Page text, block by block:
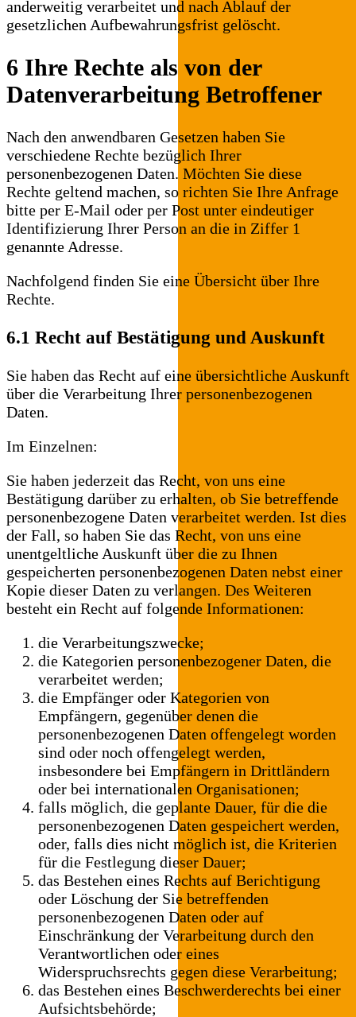
anderweitig verarbeitet und nach Ablauf der
gesetzlichen Aufbewahrungsfrist gelöscht.
6 Ihre Rechte als von der
Datenverarbeitung Betroffener
Nach den anwendbaren Gesetzen haben Sie
verschiedene Rechte bezüglich Ihrer
personenbezogenen Daten. Möchten Sie diese
Rechte geltend machen, so richten Sie Ihre Anfrage
bitte per E-Mail oder per Post unter eindeutiger
Identifizierung Ihrer Person an die in Ziffer 1
genannte Adresse.
Nachfolgend finden Sie eine Übersicht über Ihre
Rechte.
6.1 Recht auf Bestätigung und Auskunft
Sie haben das Recht auf eine übersichtliche Auskunft
über die Verarbeitung Ihrer personenbezogenen
Daten.
Im Einzelnen:
Sie haben jederzeit das Recht, von uns eine
Bestätigung darüber zu erhalten, ob Sie betreffende
personenbezogene Daten verarbeitet werden. Ist dies
der Fall, so haben Sie das Recht, von uns eine
unentgeltliche Auskunft über die zu Ihnen
gespeicherten personenbezogenen Daten nebst einer
Kopie dieser Daten zu verlangen. Des Weiteren
besteht ein Recht auf folgende Informationen:
die Verarbeitungszwecke;
die Kategorien personenbezogener Daten, die
verarbeitet werden;
die Empfänger oder Kategorien von
Empfängern, gegenüber denen die
personenbezogenen Daten offengelegt worden
sind oder noch offengelegt werden,
insbesondere bei Empfängern in Drittländern
oder bei internationalen Organisationen;
falls möglich, die geplante Dauer, für die die
personenbezogenen Daten gespeichert werden,
oder, falls dies nicht möglich ist, die Kriterien
für die Festlegung dieser Dauer;
das Bestehen eines Rechts auf Berichtigung
oder Löschung der Sie betreffenden
personenbezogenen Daten oder auf
Einschränkung der Verarbeitung durch den
Verantwortlichen oder eines
Widerspruchsrechts gegen diese Verarbeitung;
das Bestehen eines Beschwerderechts bei einer
Aufsichtsbehörde;